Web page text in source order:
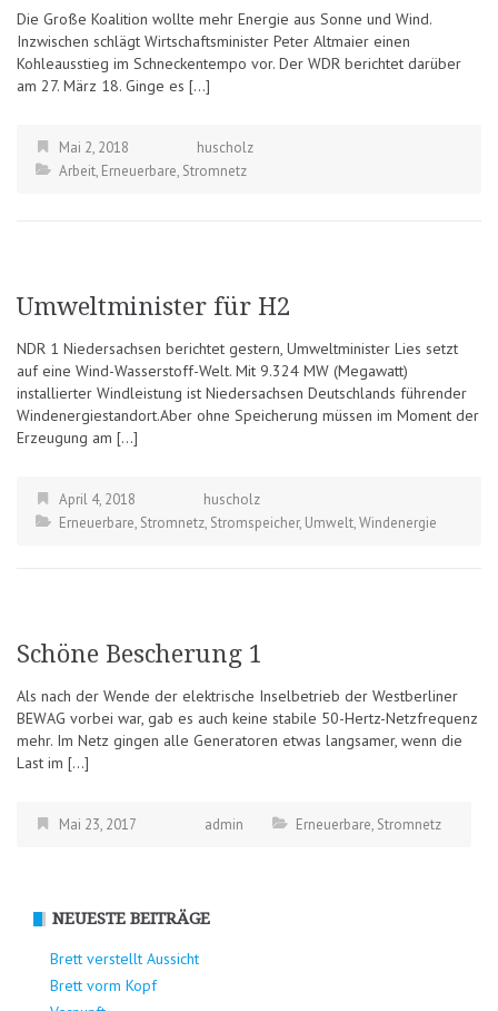
Die Große Koalition wollte mehr Energie aus Sonne und Wind.
Inzwischen schlägt Wirtschaftsminister Peter Altmaier einen
Kohleausstieg im Schneckentempo vor. Der WDR berichtet darüber
am 27. März 18. Ginge es […]
Mai 2, 2018
huscholz
Arbeit, Erneuerbare, Stromnetz
Umweltminister für H2
NDR 1 Niedersachsen berichtet gestern, Umweltminister Lies setzt
auf eine Wind-Wasserstoff-Welt. Mit 9.324 MW (Megawatt)
installierter Windleistung ist Niedersachsen Deutschlands führender
Windenergiestandort.Aber ohne Speicherung müssen im Moment der
Erzeugung am […]
April 4, 2018
huscholz
Erneuerbare, Stromnetz, Stromspeicher, Umwelt,Windenergie
Schöne Bescherung 1
Als nach der Wende der elektrische Inselbetrieb der Westberliner
BEWAG vorbei war, gab es auch keine stabile 50-Hertz-Netzfrequenz
mehr. Im Netz gingen alle Generatoren etwas langsamer, wenn die
Last im […]
Mai 23, 2017 admin Erneuerbare, Stromnetz
NEUESTE BEITRÄGE
Brett verstellt Aussicht
Brett vorm Kopf